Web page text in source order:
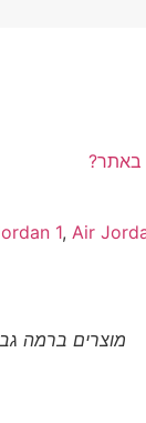
באתר?
1, Air
מוצרים ברמה